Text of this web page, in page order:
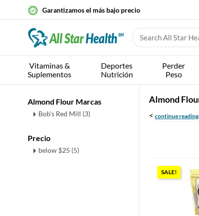
Garantizamos el más bajo precio
Vitaminas &
Suplementos
Deportes
Nutrición
Perder
Peso
Almond Flour Marcas
Bob's Red Mill (3)
Precio
below $25 (5)
Almond
< continue reading
SALE!